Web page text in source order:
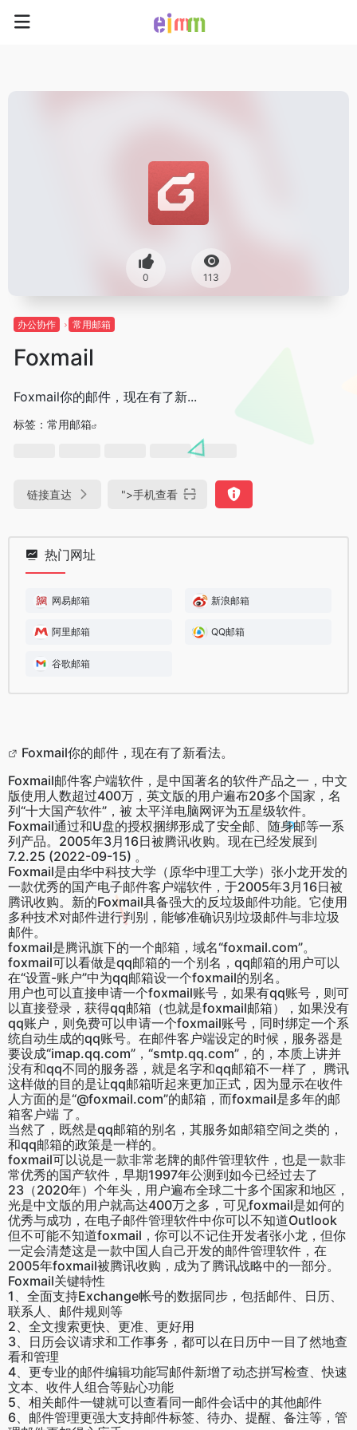
0 113
办公协作 常用邮箱
Foxmail
Foxmail你的邮件，现在有了新...
标签： 常用邮箱
链接直达 ">手机查看
热门网址
网易邮箱 新浪邮箱
阿里邮箱 QQ邮箱
谷歌邮箱
Foxmail你的邮件，现在有了新看法。
Foxmail邮件客户端软件，是中国著名的软件产品之一，中文
版使用人数超过400万，英文版的用户遍布20多个国家，名
列“十大国产软件”，被 太平洋电脑网评为五星级软件。
Foxmail通过和U盘的授权捆绑形成了安全邮、随身邮等一系
列产品。2005年3月16日被腾讯收购。现在已经发展到
7.2.25 (2022-09-15) 。
Foxmail是由华中科技大学（原华中理工大学）张小龙开发的
一款优秀的国产电子邮件客户端软件，于2005年3月16日被
腾讯收购。新的Foxmail具备强大的反垃圾邮件功能。它使用
多种技术对邮件进行判别，能够准确识别垃圾邮件与非垃圾
邮件。
foxmail是腾讯旗下的一个邮箱，域名“foxmail.com”。
foxmail可以看做是qq邮箱的一个别名，qq邮箱的用户可以
在“设置-账户”中为qq邮箱设一个foxmail的别名。
用户也可以直接申请一个foxmail账号，如果有qq账号，则可
以直接登录，获得qq邮箱（也就是foxmail邮箱），如果没有
qq账户，则免费可以申请一个foxmail账号，同时绑定一个系
统自动生成的qq账号。在邮件客户端设定的时候，服务器是
要设成“imap.qq.com”，“smtp.qq.com”，的，本质上讲并
没有和qq不同的服务器，就是名字和qq邮箱不一样了， 腾讯
这样做的目的是让qq邮箱听起来更加正式，因为显示在收件
人方面的是“@foxmail.com”的邮箱，而foxmail是多年的邮
箱客户端 了。
当然了，既然是qq邮箱的别名，其服务如邮箱空间之类的，
和qq邮箱的政策是一样的。
foxmail可以说是一款非常老牌的邮件管理软件，也是一款非
常优秀的国产软件，早期1997年公测到如今已经过去了
23（2020年）个年头，用户遍布全球二十多个国家和地区，
光是中文版的用户就高达400万之多，可见foxmail是如何的
优秀与成功，在电子邮件管理软件中你可以不知道Outlook
但不可能不知道foxmail，你可以不记住开发者张小龙，但你
一定会清楚这是一款中国人自己开发的邮件管理软件，在
2005年foxmail被腾讯收购，成为了腾讯战略中的一部分。
Foxmail关键特性
1、全面支持Exchange帐号的数据同步，包括邮件、日历、
联系人、邮件规则等
2、全文搜索更快、更准、更好用
3、日历会议请求和工作事务，都可以在日历中一目了然地查
看和管理
4、更专业的邮件编辑功能写邮件新增了动态拼写检查、快速
文本、收件人组合等贴心功能
5、相关邮件一键就可以查看同一邮件会话中的其他邮件
6、邮件管理更强大支持邮件标签、待办、提醒、备注等，管